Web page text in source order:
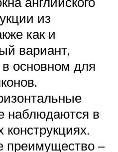
из
как и
вариант,
основном для
наблюдаются в
преимущество –